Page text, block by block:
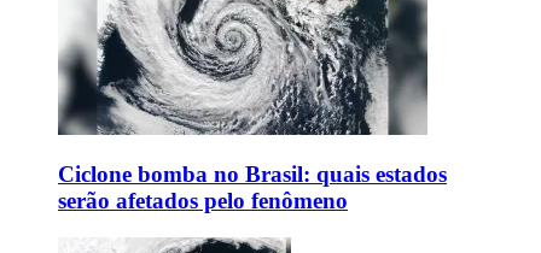
Ciclone bomba no Brasil: quais estados
serão afetados pelo fenômeno